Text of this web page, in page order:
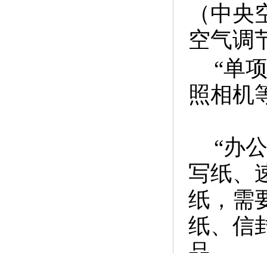
（中
空气调
“单
照相机
“办
写纸、
纸，需
纸、信